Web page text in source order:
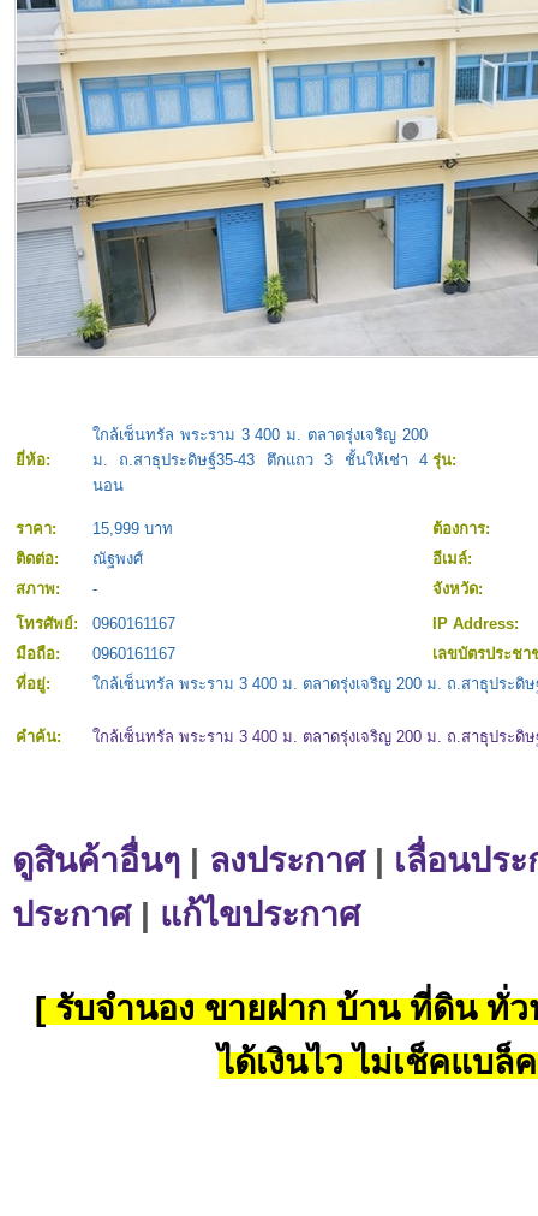
ยี่ห้อ:
ใกล้เซ็นทรัล พระราม 3 400 ม. ตลาดรุ่งเจริญ 200
ม. ถ.สาธุประดิษฐ์35-43 ตึกแถว 3 ชั้นให้เช่า 4
นอน
รุ่น:
ราคา: 15,999 บาท
ต้องการ:
ติดต่อ:
ณัฐพงศ์
อีเมล์:
สภาพ:
-
จังหวัด:
โทรศัพย์:
0960161167
IP Address:
มือถือ:
0960161167
เลขบัตรประช
ที่อยู่:
ใกล้เซ็นทรัล พระราม 3 400 ม. ตลาดรุ่งเจริญ 200 ม. ถ.สาธุประดิ
คำค้น: ใกล้เซ็นทรัล พระราม 3 400 ม. ตลาดรุ่งเจริญ 200 ม. ถ.สาธุประดิ
ดูสินค้าอื่นๆ | ลงประกาศ| เลื่อนปร
ประกาศ| แก้ไขประกาศ
[ รับจำนอง ขายฝาก บ้าน ที่ดิน ทั่ว
ได้เงินไว ไม่เช็คแบล็